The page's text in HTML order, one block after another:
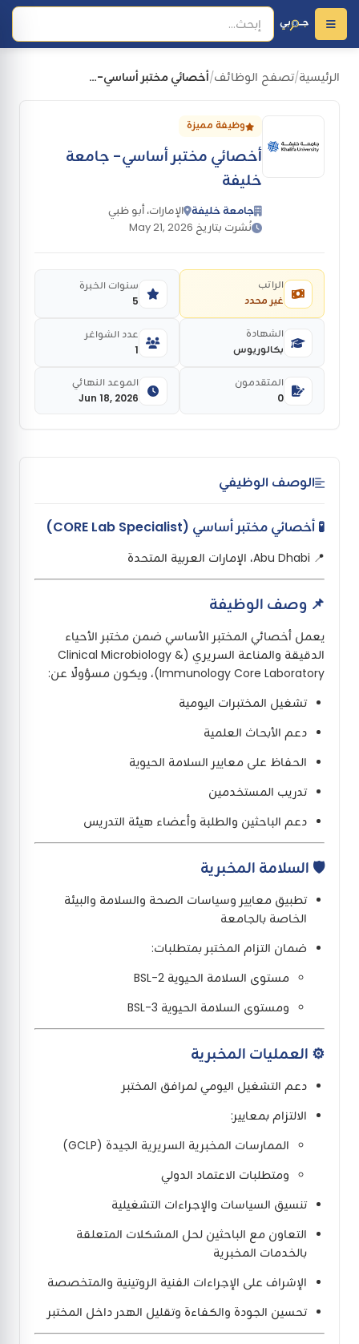
الرئيسية/تصفح الوظائف/ أخصائي مختبر أساسي- جامعة خليفة
وظيفة مميزة
أخصائي مختبر أساسي- جامعة
خليفة
جامعة خليفة الإمارات، أبو ظبي
نُشرت بتاريخ May 21, 2026
غير محدد
الراتب
5
سنوات الخبرة
بكالوريوس
الشهادة
1
عدد الشواغر
0
المتقدمون
Jun 18, 2026
الموعد النهائي
الوصف الوظيفي
🧪 أخصائي مختبر أساسي (CORE Lab Specialist)
📍 Abu Dhabi، الإمارات العربية المتحدة
📌 وصف الوظيفة
يعمل أخصائي المختبر الأساسي ضمن مختبر الأحياء
الدقيقة والمناعة السريري (Clinical Microbiology &
Immunology Core Laboratory)، ويكون مسؤولًا عن:
تشغيل المختبرات اليومية
دعم الأبحاث العلمية
الحفاظ على معايير السلامة الحيوية
تدريب المستخدمين
دعم الباحثين والطلبة وأعضاء هيئة التدريس
🛡 السلامة المخبرية
تطبيق معايير وسياسات الصحة والسلامة والبيئة
الخاصة بالجامعة
ضمان التزام المختبر بمتطلبات:
مستوى السلامة الحيوية BSL-2
ومستوى السلامة الحيوية BSL-3
⚙️ العمليات المخبرية
دعم التشغيل اليومي لمرافق المختبر
الالتزام بمعايير:
الممارسات المخبرية السريرية الجيدة (GCLP)
ومتطلبات الاعتماد الدولي
تنسيق السياسات والإجراءات التشغيلية
التعاون مع الباحثين لحل المشكلات المتعلقة
بالخدمات المخبرية
الإشراف على الإجراءات الفنية الروتينية والمتخصصة
تحسين الجودة والكفاءة وتقليل الهدر داخل المختبر